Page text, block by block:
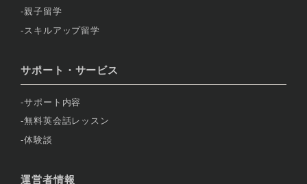
親子留学
スキルアップ留学
サポート・サービス
サポート内容
無料英会話レッスン
体験談
運営者情報